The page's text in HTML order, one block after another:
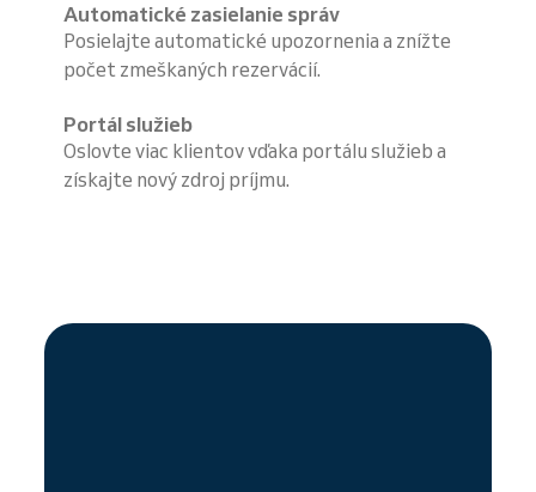
Automatické zasielanie správ
Posielajte automatické upozornenia a znížte
počet zmeškaných rezervácií.
Portál služieb
Oslovte viac klientov vďaka portálu služieb a
získajte nový zdroj príjmu.